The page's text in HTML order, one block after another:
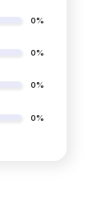
0%
0%
0%
0%